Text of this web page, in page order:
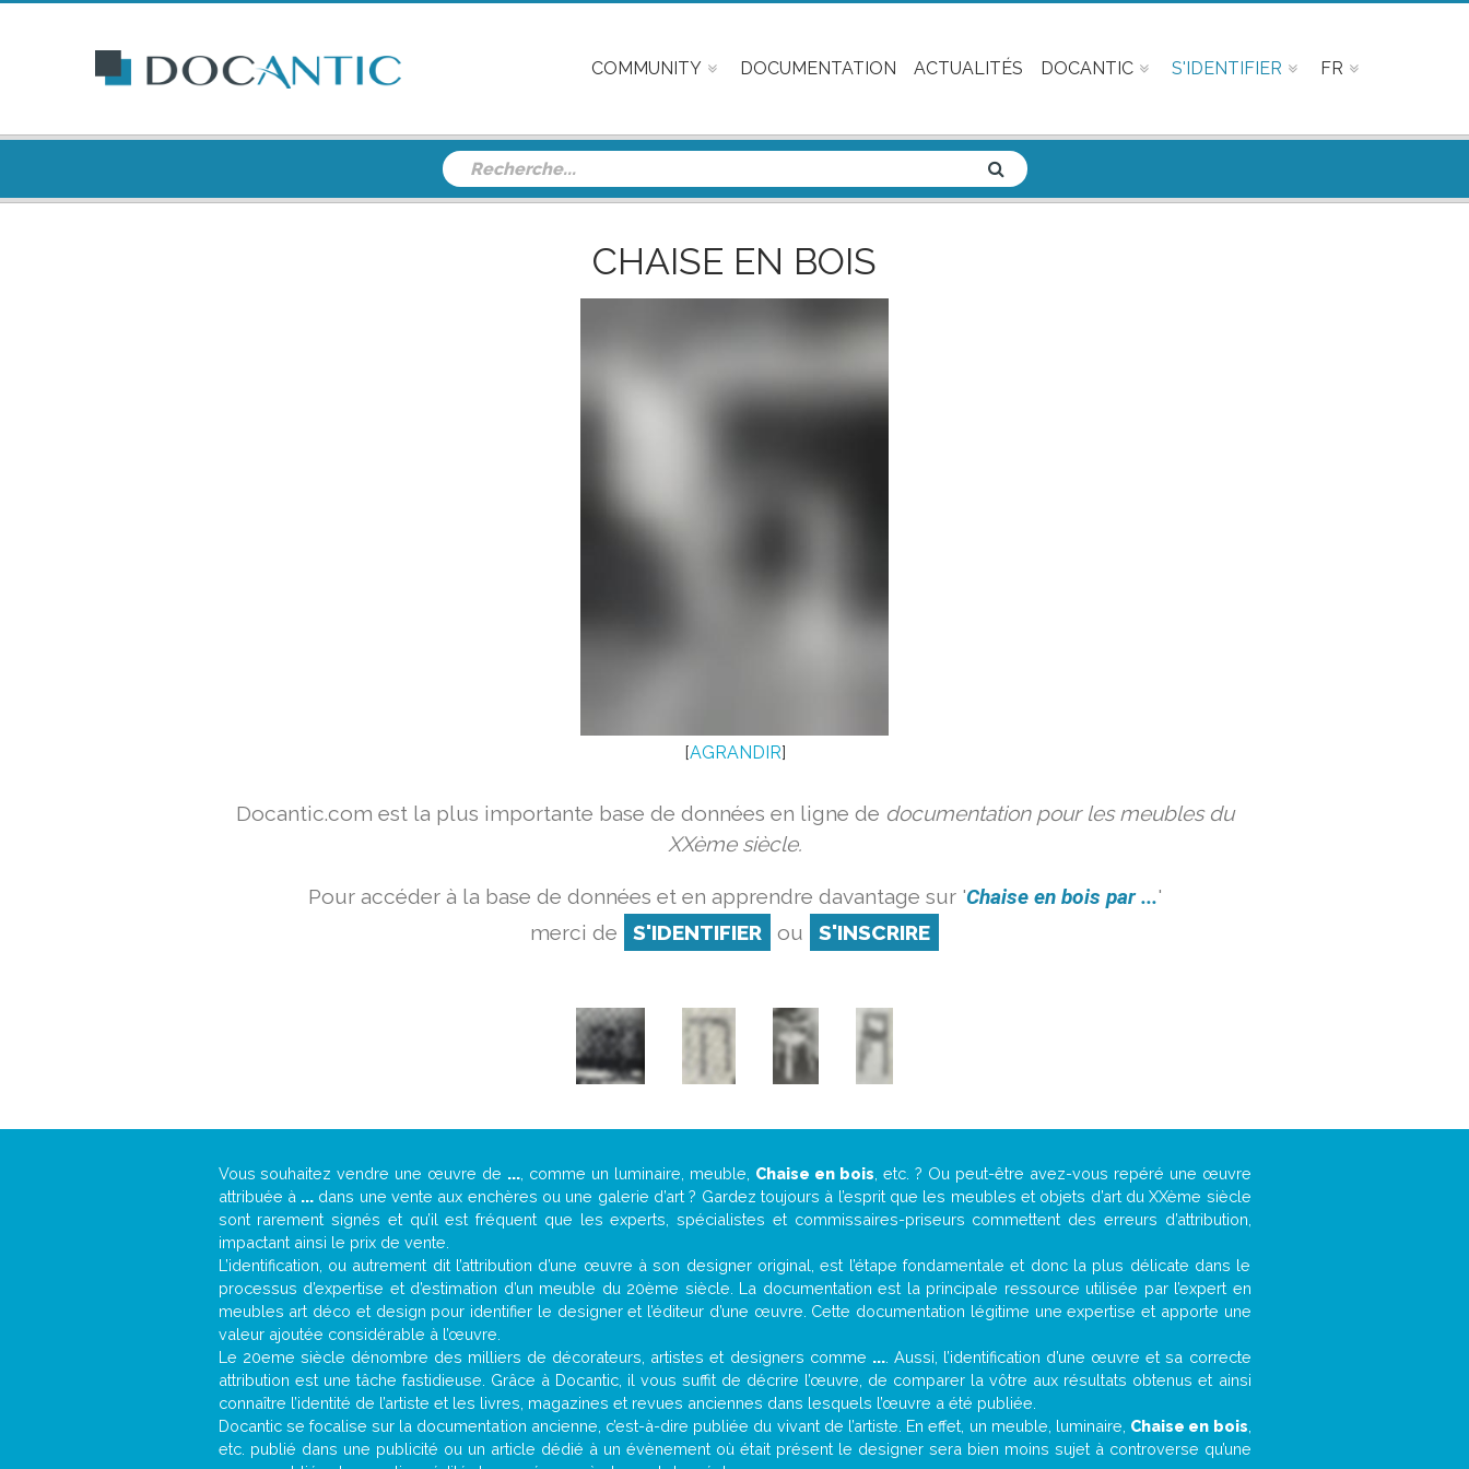
COMMUNITY DOCUMENTATION ACTUALITÉS DOCANTIC S'IDENTIFIER FR
CHAISE EN BOIS
[AGRANDIR]
Docantic.com est la plus importante base de données en ligne de documentation pour les meubles du
XXème siècle.
Pour accéder à la base de données et en apprendre davantage sur 'Chaise en bois par ...'
merci de
S'IDENTIFIER ou S'INSCRIRE
Vous souhaitez vendre une œuvre de ... , comme un luminaire, meuble, Chaise en bois , etc. ? Ou peut-être avez-vous repéré une œuvre
attribuée à ... dans une vente aux enchères ou une galerie d’art ? Gardez toujours à l’esprit que les meubles et objets d’art du XXème siècle
sont rarement signés et qu’il est fréquent que les experts, spécialistes et commissaires-priseurs commettent des erreurs d’attribution,
impactant ainsi le prix de vente.
L’identification, ou autrement dit l’attribution d’une œuvre à son designer original, est l’étape fondamentale et donc la plus délicate dans le
processus d’expertise et d’estimation d’un meuble du 20ème siècle. La documentation est la principale ressource utilisée par l’expert en
meubles art déco et design pour identifier le designer et l’éditeur d’une œuvre. Cette documentation légitime une expertise et apporte une
valeur ajoutée considérable à l’œuvre.
Le 20eme siècle dénombre des milliers de décorateurs, artistes et designers comme .... Aussi, l’identification d’une œuvre et sa correcte
attribution est une tâche fastidieuse. Grâce à Docantic, il vous suffit de décrire l’œuvre, de comparer la vôtre aux résultats obtenus et ainsi
connaître l’identité de l’artiste et les livres, magazines et revues anciennes dans lesquels l’œuvre a été publiée.
Docantic se focalise sur la documentation ancienne, c’est-à-dire publiée du vivant de l’artiste. En effet, un meuble, luminaire, Chaise en bois
etc. publié dans une publicité ou un article dédié à un évènement où était présent le designer sera bien moins sujet à controverse qu’une